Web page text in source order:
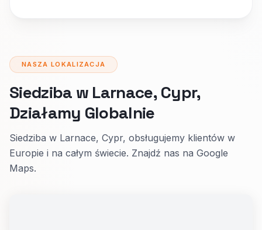
NASZA LOKALIZACJA
Siedziba w Larnace, Cypr,
Działamy Globalnie
Siedziba w Larnace, Cypr, obsługujemy klientów w
Europie i na całym świecie. Znajdź nas na Google
Maps.